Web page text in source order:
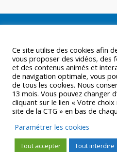
Ce site utilise des cookies afin
vous proposer des vidéos, des
et des contenus animés et
de navigation optimale, vous
de tous les cookies. Nous
13 mois. Vous pouvez changer
cliquant sur le lien « Votre
site de la CTG » en bas de
Paramétrer les cookies
Tout accepter Tout interdire